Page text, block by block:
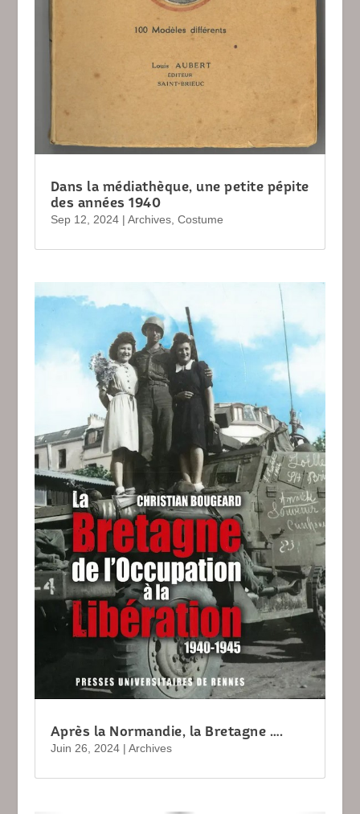
Dans la médiathèque, une petite pépite
des années 1940
Sep 12, 2024| Archives, Costume
Après la Normandie, la Bretagne ….
Juin 26, 2024| Archives